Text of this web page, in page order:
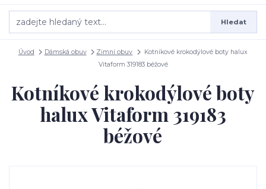
Hledat
Úvod Dámská obuv Zimní obuv
Kotníkové krokodýlové boty halux
Vitaform 319183 béžové
Kotníkové krokodýlové boty
halux Vitaform 319183
béžové